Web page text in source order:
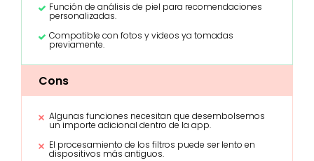
Función de análisis de piel para recomendaciones
personalizadas.
Compatible con fotos y videos ya tomadas
previamente.
Cons
Algunas funciones necesitan que desembolsemos
un importe adicional dentro de la app.
El procesamiento de los filtros puede ser lento en
dispositivos más antiguos.